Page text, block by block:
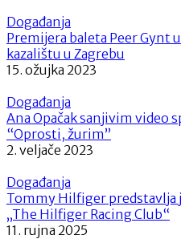
Događanja
Premijera baleta Peer Gynt
kazalištu u Zagrebu
15. ožujka 2023
Događanja
Ana Opačak sanjivim video
“Oprosti, žurim”
2. veljače 2023
Događanja
Tommy Hilfiger predstavlja
„The Hilfiger Racing Club“
11. rujna 2025